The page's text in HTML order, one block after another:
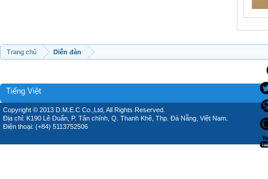
Trang chủ Diễn đàn
Tiếng Việt
Copyright © 2013 D.M.E.C Co.,Ltd, All Rights Reserved.
Địa chỉ: K190 Lê Duẩn, P. Tân chính, Q. Thanh Khê, Thp. Đà Nẵng, Việt Nam.
Điện thoại: (+84) 5113752506